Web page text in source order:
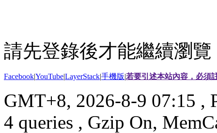
請先登錄後才能繼續瀏覽
Facebook|YouTube|LayerStack|手機版|若要引述本站內容，必須
GMT+8, 2026-8-9 07:15 ,
4 queries , Gzip On,